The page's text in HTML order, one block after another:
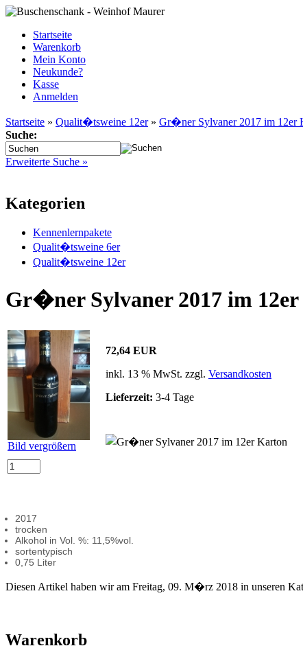
Startseite
Warenkorb
Mein Konto
Neukunde?
Kasse
Anmelden
Startseite » Qualit�tsweine 12er» Gr�ner Sylvaner 2017 im 12er
Suche:
Erweiterte Suche »
Kategorien
Kennenlernpakete
Qualit�tsweine 6er
Qualit�tsweine 12er
Gr�ner Sylvaner 2017 im
Bild vergrößern
72,64 EUR
inkl. 13 % MwSt. zzgl. Versandkosten
Lieferzeit: 3-4 Tage
2017
trocken
Alkohol in Vol. %: 11,5%vol.
sortentypisch
0,75 Liter
Diesen Artikel haben wir am Freitag, 09. M�rz 2018 in unseren
Warenkorb